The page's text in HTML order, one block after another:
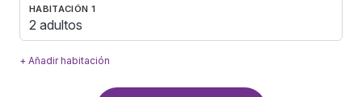
HABITACIÓN 1
2 adultos
+ Añadir habitación